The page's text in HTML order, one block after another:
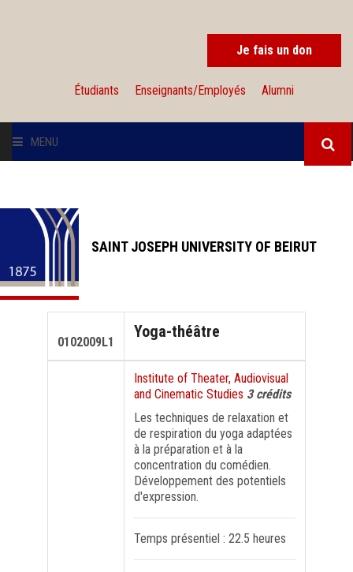
Je fais un don
Étudiants Enseignants/Employés Alumni
MENU
INSTITUTIONS
ADMISSION
RECHERCHE
INTERNATIONAL
FORMATION PROFESSIONNELLE
SAINT JOSEPH UNIVERSITY OF BEIRUT
0102009L1
Yoga-théâtre
Institute of Theater, Audiovisual
and Cinematic Studies 3 crédits
Les techniques de relaxation et
de respiration du yoga adaptées
à la préparation et à la
concentration du comédien.
Développement des potentiels
d'expression.
Temps présentiel : 22.5 heures